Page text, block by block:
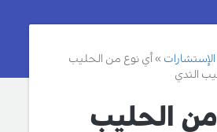
أي نوع من الحليب
الثدي
الحليب